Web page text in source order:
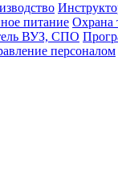
питание Охрана
ВУЗ, СПО
персоналом